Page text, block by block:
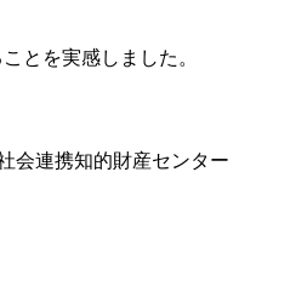
とを実感しました。
知的財産センター